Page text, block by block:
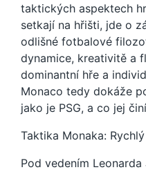
taktických aspektech
setkají na hřišti, jde o
odlišné fotbalové
dynamice, kreativitě a
dominantní hře a
Monaco tedy dokáže
jako je PSG, a co jej
Taktika Monaka:
Pod vedením